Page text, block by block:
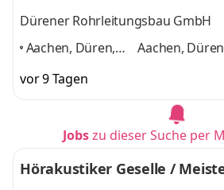
Dürener Rohrleitungsbau GmbH
Aachen, Düren,
Heinsberg,
Mönchengladbach,
Aachen,
und 4 weitere
vor 9 Tagen
Jobszu dieser Suche per
Hörakustiker Geselle /